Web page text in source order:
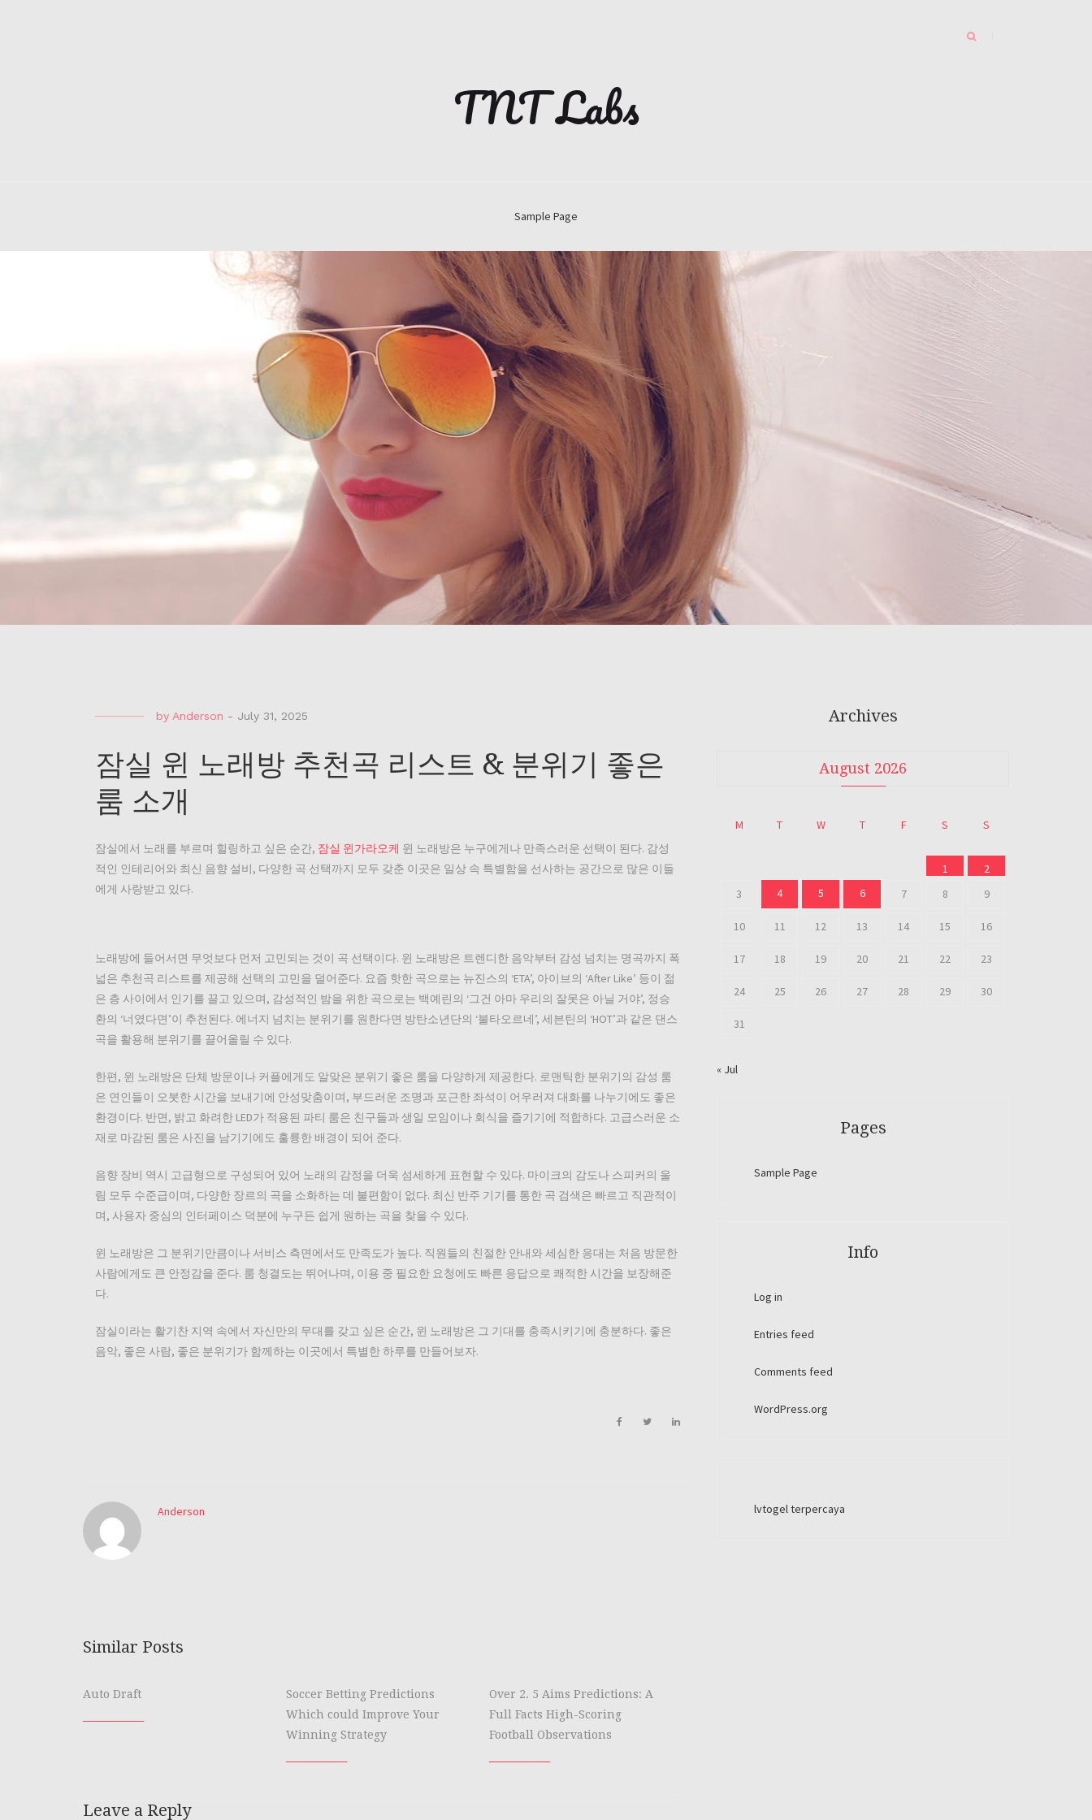
TNT Labs
Sample Page
by Anderson - July 31, 2025
잠실 윈 노래방 추천곡 리스트 & 분위기 좋은
룸 소개
잠실에서 노래를 부르며 힐링하고 싶은 순간, 잠실 윈가라오케 윈 노래방은 누구에게나 만족스러운 선택이 된다. 감성
적인 인테리어와 최신 음향 설비, 다양한 곡 선택까지 모두 갖춘 이곳은 일상 속 특별함을 선사하는 공간으로 많은 이들
에게 사랑받고 있다.
노래방에 들어서면 무엇보다 먼저 고민되는 것이 곡 선택이다. 윈 노래방은 트렌디한 음악부터 감성 넘치는 명곡까지 폭
넓은 추천곡 리스트를 제공해 선택의 고민을 덜어준다. 요즘 핫한 곡으로는 뉴진스의 ‘ETA’, 아이브의 ‘After Like’ 등이 젊
은 층 사이에서 인기를 끌고 있으며, 감성적인 밤을 위한 곡으로는 백예린의 ‘그건 아마 우리의 잘못은 아닐 거야’, 정승
환의 ‘너였다면’이 추천된다. 에너지 넘치는 분위기를 원한다면 방탄소년단의 ‘불타오르네’, 세븐틴의 ‘HOT’과 같은 댄스
곡을 활용해 분위기를 끌어올릴 수 있다.
한편, 윈 노래방은 단체 방문이나 커플에게도 알맞은 분위기 좋은 룸을 다양하게 제공한다. 로맨틱한 분위기의 감성 룸
은 연인들이 오붓한 시간을 보내기에 안성맞춤이며, 부드러운 조명과 포근한 좌석이 어우러져 대화를 나누기에도 좋은
환경이다. 반면, 밝고 화려한 LED가 적용된 파티 룸은 친구들과 생일 모임이나 회식을 즐기기에 적합하다. 고급스러운 소
재로 마감된 룸은 사진을 남기기에도 훌륭한 배경이 되어 준다.
음향 장비 역시 고급형으로 구성되어 있어 노래의 감정을 더욱 섬세하게 표현할 수 있다. 마이크의 감도나 스피커의 울
림 모두 수준급이며, 다양한 장르의 곡을 소화하는 데 불편함이 없다. 최신 반주 기기를 통한 곡 검색은 빠르고 직관적이
며, 사용자 중심의 인터페이스 덕분에 누구든 쉽게 원하는 곡을 찾을 수 있다.
윈 노래방은 그 분위기만큼이나 서비스 측면에서도 만족도가 높다. 직원들의 친절한 안내와 세심한 응대는 처음 방문한
사람에게도 큰 안정감을 준다. 룸 청결도는 뛰어나며, 이용 중 필요한 요청에도 빠른 응답으로 쾌적한 시간을 보장해준
다.
잠실이라는 활기찬 지역 속에서 자신만의 무대를 갖고 싶은 순간, 윈 노래방은 그 기대를 충족시키기에 충분하다. 좋은
음악, 좋은 사람, 좋은 분위기가 함께하는 이곳에서 특별한 하루를 만들어보자.
Anderson
Similar Posts
Auto Draft
Soccer Betting Predictions
Which could Improve Your
Winning Strategy
Over 2. 5 Aims Predictions: A
Full Facts High-Scoring
Football Observations
Leave a Reply
Archives
August 2026
M T W T F S S
1
2
3
4 5 6 7 8 9
10 11 12 13 14 15 16
17 18 19 20 21 22 23
24 25 26 27 28 29 30
31
« Jul
Pages
Sample Page
Info
Log in
Entries feed
Comments feed
WordPress.org
lvtogel terpercaya